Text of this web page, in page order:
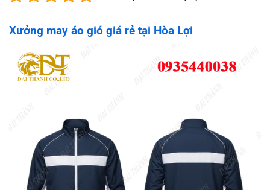
Xưởng may áo gió giá rẻ tại Hòa Lợi